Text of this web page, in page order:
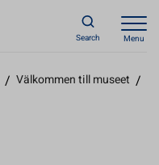
Search Menu
/ Välkommen till museet /